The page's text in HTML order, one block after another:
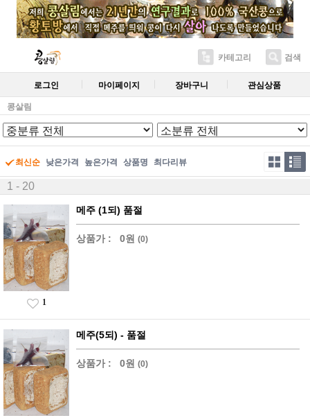
카테고리 검색
로그인 마이페이지 장바구니 관심상품
콩살림
최신순 낮은가격 높은가격 상품명 최다리뷰
1 - 20
메주 (1되) 품절
상품가 : 0원 (0)
1
메주(5되) - 품절
상품가 : 0원 (0)